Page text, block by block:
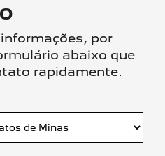
por
abaixo que
rapidamente.